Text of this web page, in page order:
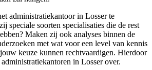
administratiekantoor in Losser te
speciale soorten specialisaties die de rest
Maken zij ook analyses binnen de
met wat voor een level van kennis
keuze kunnen rechtvaardigen. Hierdoor
in Losser over.